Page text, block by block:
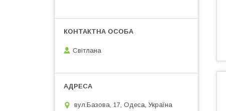
Світлана
вул.Базова, 17, Одеса, Україна